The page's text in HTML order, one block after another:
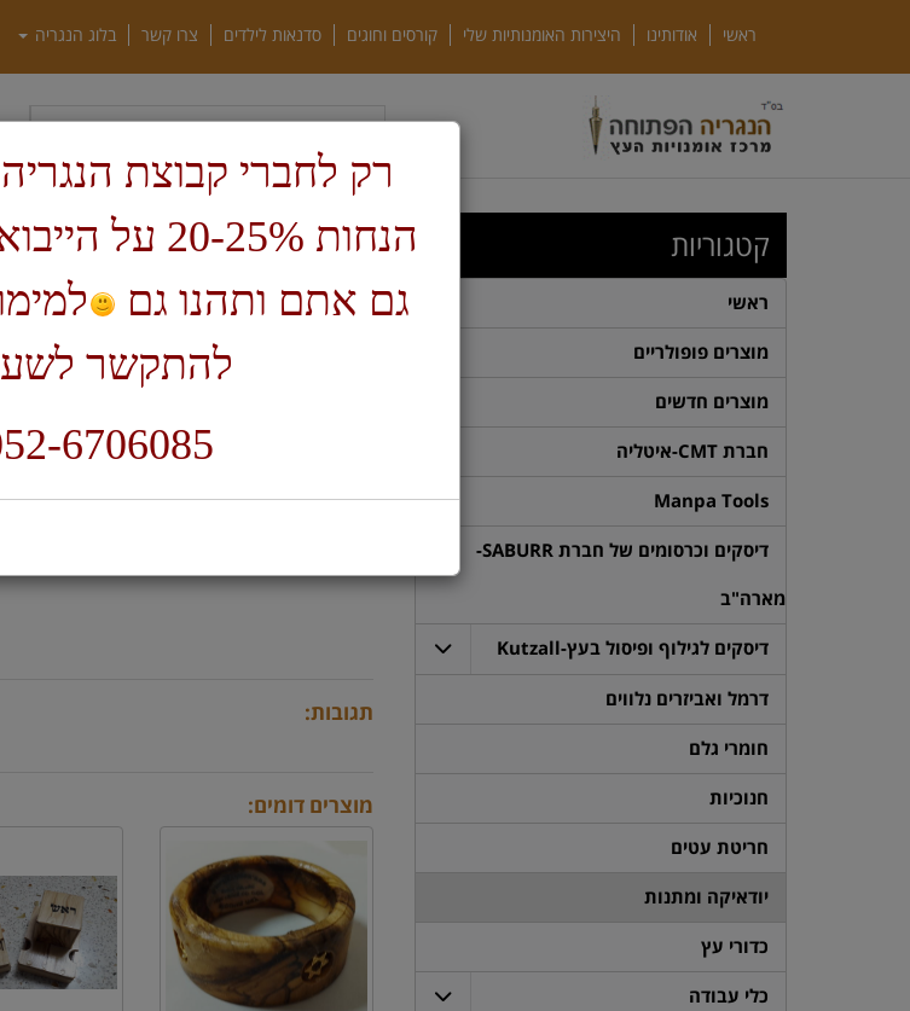
ראשי אודותינו היצירות האומנותיות שלי קורסים וחוגים סדנאות לילדים צרו קשר בלוג הנגריה
חיפוש
דף בית יודאיקה ומתנות
תגובות:
מוצרים דומים:
קטגוריות
ראשי
מוצרים פופולריים
מוצרים חדשים
חברת CMT-איטליה
Manpa Tools
דיסקים וכרסומים של חברת SABURR-
מארה"ב
דיסקים לגילוף ופיסול בעץ-Kutzall
דרמל ואביזרים נלווים
חומרי גלם
חנוכיות
חריטת עטים
יודאיקה ומתנות
כדורי עץ
כלי עבודה
רק לחברי קבוצת
הנחות 20-
גם אתם ותהנו גם
להתקשר
6706085